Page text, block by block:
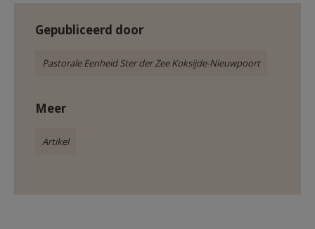
Gepubliceerd door
Pastorale Eenheid Ster der Zee Koksijde-Nieuwpoort
Meer
Artikel